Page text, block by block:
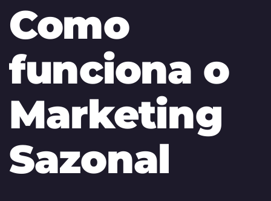
Como
funciona o
Marketing
Sazonal